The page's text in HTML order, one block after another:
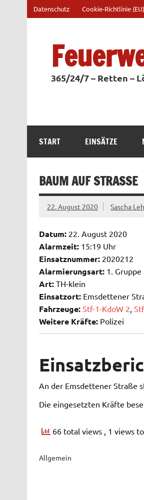
springen
Datenschutz Cookie-Richtlinie (EU)
365/24/7 – Retten –
START EINSÄTZE
BAUM AUF STRASSE
22. August 2020 Sascha
Datum:22. August 2020
Alarmzeit:15:19 Uhr
Einsatznummer:2020212
Alarmierungsart:1. Gruppe
Art:TH-klein
Einsatzort:Emsdettener
Fahrzeuge: Stf-1-KdoW 2,
Weitere Kräfte:Polizei
An der Emsdettener Straße
Die eingesetzten Kräfte
66 total views , 1 views
Allgemein